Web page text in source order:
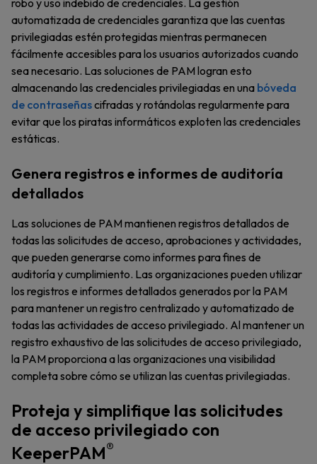
robo y uso indebido de credenciales. La gestión
automatizada de credenciales garantiza que las cuentas
privilegiadas estén protegidas mientras permanecen
fácilmente accesibles para los usuarios autorizados cuando
sea necesario. Las soluciones de PAM logran esto
almacenando las credenciales privilegiadas en una bóveda
de contraseñascifradas y rotándolas regularmente para
evitar que los piratas informáticos exploten las credenciales
estáticas.
Genera registros e informes de auditoría
detallados
Las soluciones de PAM mantienen registros detallados de
todas las solicitudes de acceso, aprobaciones y actividades,
que pueden generarse como informes para fines de
auditoría y cumplimiento. Las organizaciones pueden utilizar
los registros e informes detallados generados por la PAM
para mantener un registro centralizado y automatizado de
todas las actividades de acceso privilegiado. Al mantener un
registro exhaustivo de las solicitudes de acceso privilegiado,
la PAM proporciona a las organizaciones una visibilidad
completa sobre cómo se utilizan las cuentas privilegiadas.
Proteja y simplifique las solicitudes
de acceso privilegiado con
KeeperPAM®